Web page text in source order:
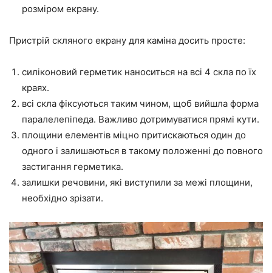
розміром екрану.
Пристрій скляного екрану для каміна досить просте:
силіконовий герметик наноситься на всі 4 скла по їх
краях.
всі скла фіксуються таким чином, щоб вийшла форма
паралелепіпеда. Важливо дотримуватися прямі кути.
площини елементів міцно притискаються один до
одного і залишаються в такому положенні до повного
застигання герметика.
залишки речовини, які виступили за межі площини,
необхідно зрізати.